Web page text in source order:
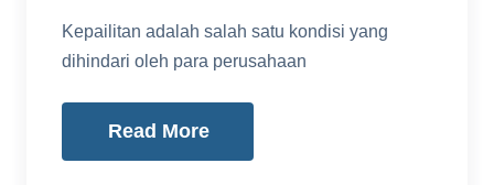
Kepailitan adalah salah satu kondisi yang
dihindari oleh para perusahaan
Read More